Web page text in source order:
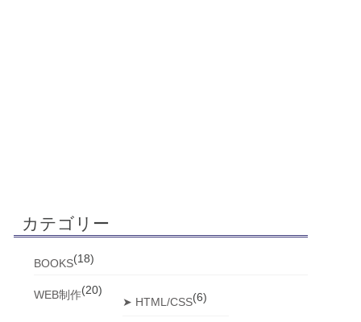
カテゴリー
BOOKS(18)
WEB制作(20)
➤ HTML/CSS(6)